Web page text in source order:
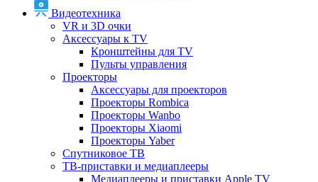
Видеотехника
VR и 3D очки
Аксессуары к TV
Кронштейны для TV
Пульты управления
Проекторы
Аксессуары для проекторов
Проекторы Rombica
Проекторы Wanbo
Проекторы Xiaomi
Проекторы Yaber
Спутниковое ТВ
ТВ-приставки и медиаплееры
Медиаплееры и приставки Apple TV